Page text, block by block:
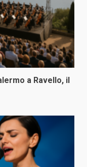
a Ravello, il